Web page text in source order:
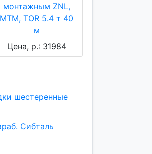
монтажным ZNL,
МТМ, TOR 5.4 т 40
м
Цена, р.: 31984
шестеренные
Сибталь